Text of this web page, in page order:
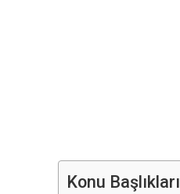
Konu Başlıkları